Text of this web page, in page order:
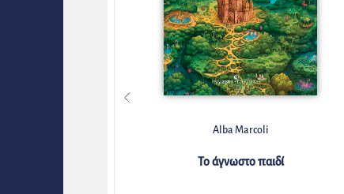
Vinciane Despret
Για την ευτυχία των νεκρών